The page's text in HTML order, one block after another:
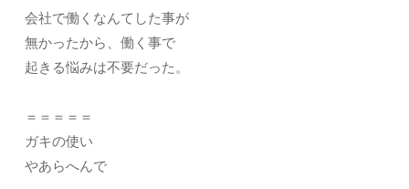
会社で働くなんてした事が
無かったから、働く事で
起きる悩みは不要だった。
＝＝＝＝＝
ガキの使い
やあらへんで